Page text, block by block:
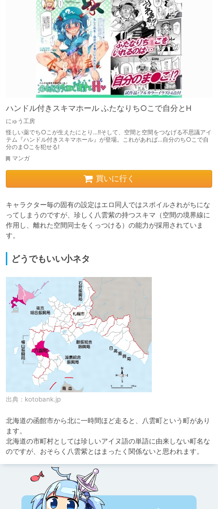
ハンドル付きスキマホール ふたなりち○こで自分とH
にゅう工房
怪しい薬でち○こが生えたにとり…!!そして、空間と空間をつなげる不思議アイ
テム『ハンドル付きスキマホール』が登場。これがあれば…自分のち○こで自
分のま○こを犯せる!
マンガ
買いに行く
キャラクター毎の固有の設定はエロ同人ではスポイルされがちにな
ってしまうのですが、珍しく八雲紫の持つスキマ（空間の境界線に
作用し、離れた空間同士をくっつける）の能力が採用されていま
す。
どうでもいい小ネタ
出典： kotobank.jp
北海道の函館市から北に一時間ほど走ると、八雲町という町があり
ます。
北海道の市町村としては珍しいアイヌ語の単語に由来しない町名な
のですが、おそらく八雲紫とはまったく関係ないと思われます。